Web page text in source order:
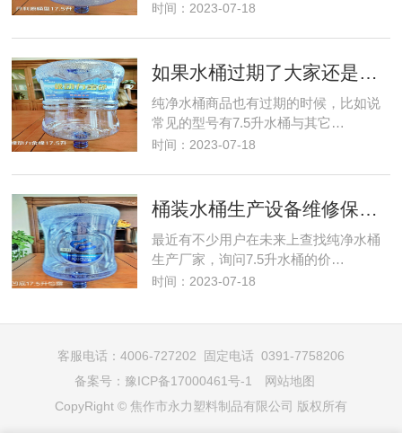
时间：2023-07-18
如果水桶过期了大家还是尽早处理
纯净水桶商品也有过期的时候，比如说
常见的型号有7.5升水桶与其它…
时间：2023-07-18
桶装水桶生产设备维修保养知识
最近有不少用户在未来上查找纯净水桶
生产厂家，询问7.5升水桶的价…
时间：2023-07-18
客服电话：4006-727202 固定电话 0391-7758206
备案号： 豫ICP备17000461号-1
网站地图
CopyRight © 焦作市永力塑料制品有限公司 版权所有